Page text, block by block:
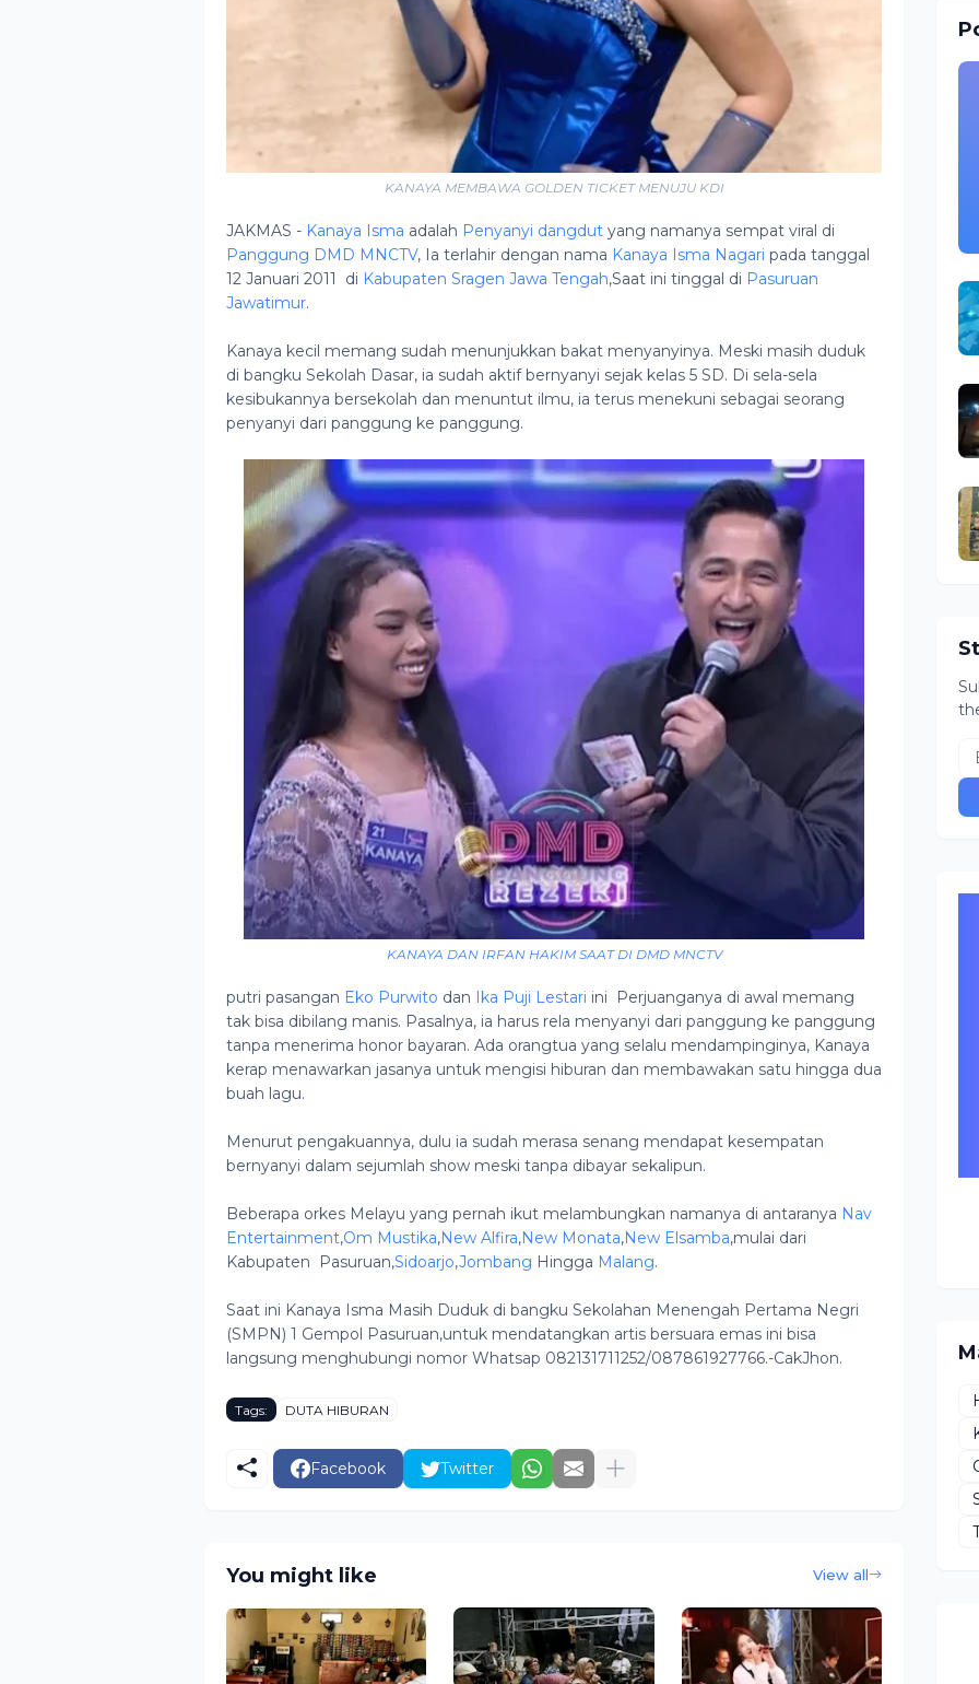
KANAYA MEMBAWA GOLDEN TICKET MENUJU KDI
JAKMAS - Kanaya Isma adalah Penyanyi dangdut yang namanya sempat viral di
Panggung DMD MNCTV, Ia terlahir dengan nama Kanaya Isma Nagari pada tanggal
12 Januari 2011 di Kabupaten Sragen Jawa Tengah,Saat ini tinggal di Pasuruan
Jawatimur.
Kanaya kecil memang sudah menunjukkan bakat menyanyinya. Meski masih duduk
di bangku Sekolah Dasar, ia sudah aktif bernyanyi sejak kelas 5 SD. Di sela-sela
kesibukannya bersekolah dan menuntut ilmu, ia terus menekuni sebagai seorang
penyanyi dari panggung ke panggung.
KANAYA DAN IRFAN HAKIM SAAT DI DMD MNCTV
putri pasangan Eko Purwito dan Ika Puji Lestari ini Perjuanganya di awal memang
tak bisa dibilang manis. Pasalnya, ia harus rela menyanyi dari panggung ke panggung
tanpa menerima honor bayaran. Ada orangtua yang selalu mendampinginya, Kanaya
kerap menawarkan jasanya untuk mengisi hiburan dan membawakan satu hingga dua
buah lagu.
Menurut pengakuannya, dulu ia sudah merasa senang mendapat kesempatan
bernyanyi dalam sejumlah show meski tanpa dibayar sekalipun.
Beberapa orkes Melayu yang pernah ikut melambungkan namanya di antaranya Nav
Entertainment,Om Mustika,New Alfira,New Monata,New Elsamba,mulai dari
Kabupaten Pasuruan,Sidoarjo,Jombang Hingga Malang.
Saat ini Kanaya Isma Masih Duduk di bangku Sekolahan Menengah Pertama Negri
(SMPN) 1 Gempol Pasuruan,untuk mendatangkan artis bersuara emas ini bisa
langsung menghubungi nomor Whatsap 082131711252/087861927766.-CakJhon.
Tags: DUTA HIBURAN
Facebook Twitter
You might like View all